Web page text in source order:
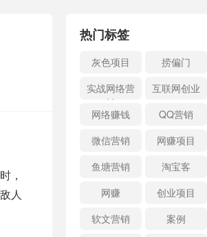
，
人
热门标签
灰色项目 捞偏门
实战网络营
销
互联网创业
网络赚钱
QQ营销
微信营销
网赚项目
鱼塘营销
淘宝客
网赚
创业项目
软文营销
案例